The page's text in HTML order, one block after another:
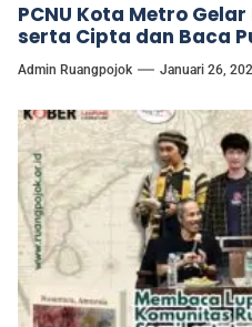
PCNU Kota Metro
serta Cipta dan Baca
Metro.
Admin Ruangpojok Januari 26,